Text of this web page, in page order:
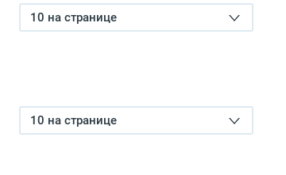
10 на странице
10 на странице